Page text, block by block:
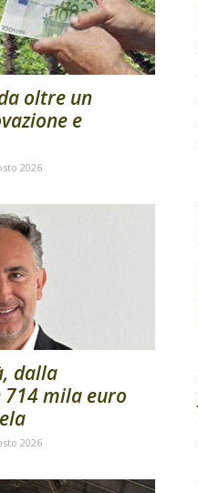
oltre un
e
2026
dalla
mila euro
2026